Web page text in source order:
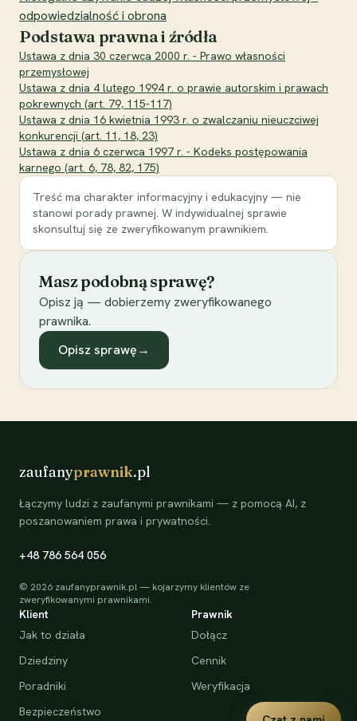
odpowiedzialność i obrona
Podstawa prawna i źródła
Ustawa z dnia 30 czerwca 2000 r. - Prawo własności
przemysłowej
Ustawa z dnia 4 lutego 1994 r. o prawie autorskim i prawach
pokrewnych (art. 79, 115-117)
Ustawa z dnia 16 kwietnia 1993 r. o zwalczaniu nieuczciwej
konkurencji (art. 11, 18, 23)
Ustawa z dnia 6 czerwca 1997 r. - Kodeks postępowania
karnego (art. 6, 78, 82, 175)
Treść ma charakter informacyjny i edukacyjny — nie
stanowi porady prawnej. W indywidualnej sprawie
skonsultuj się ze zweryfikowanym prawnikiem.
Masz podobną sprawę?
Opisz ją — dobierzemy zweryfikowanego
prawnika.
Opisz sprawę→
zaufanyprawnik.pl
Łączymy ludzi z zaufanymi prawnikami — z pomocą AI, z
poszanowaniem prawa i prywatności.
+48 786 564 056
© 2026 zaufanyprawnik.pl — kojarzymy klientów ze
zweryfikowanymi prawnikami.
Klient
Jak to działa
Dziedziny
Poradniki
Bezpieczeństwo
Prawnik
Dołącz
Cennik
Weryfikacja